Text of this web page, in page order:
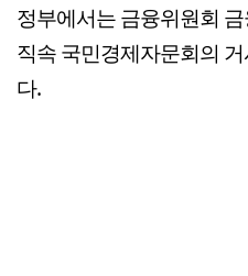
정부에서는 금융위원회
직속 국민경제자문회의
다.